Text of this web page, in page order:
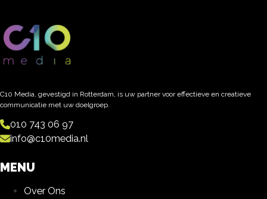
C10 Media, gevestigd in Rotterdam, is uw partner voor effectieve en creatieve
communicatie met uw doelgroep.
010 743 06 97
info@c10media.nl
MENU
Over Ons